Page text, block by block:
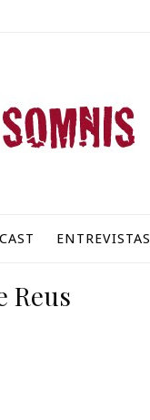
ENTREVISTAS
Reus